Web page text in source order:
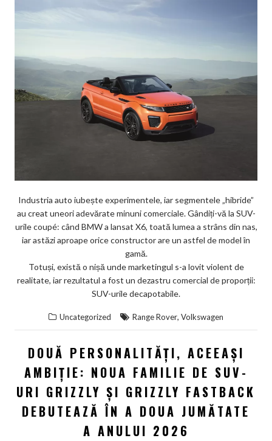
Industria auto iubește experimentele, iar segmentele „hibride”
au creat uneori adevărate minuni comerciale. Gândiți-vă la SUV-
urile coupé: când BMW a lansat X6, toată lumea a strâns din nas,
iar astăzi aproape orice constructor are un astfel de model în
gamă.
Totuși, există o nișă unde marketingul s-a lovit violent de
realitate, iar rezultatul a fost un dezastru comercial de proporții:
SUV-urile decapotabile.
Uncategorized Range Rover, Volkswagen
DOUĂ PERSONALITĂȚI, ACEEAȘI
AMBIȚIE: NOUA FAMILIE DE SUV-
URI GRIZZLY ȘI GRIZZLY FASTBACK
DEBUTEAZĂ ÎN A DOUA JUMĂTATE
A ANULUI 2026